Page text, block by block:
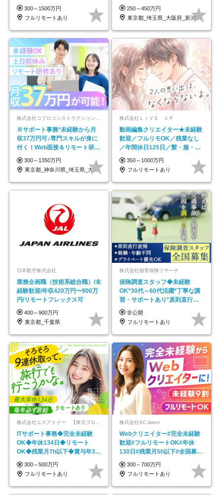
円～／年休130日以上
300～1500万円
フルリモートあり
なし
250～450万円
東京都_埼玉県_大阪府_新潟県_福岡県
※サポート事務*未経験から月
収37万円可♪専門スキルが身に
付く！Web面接＆リモート研修
も充実♪/a
300～1350万円
東京都_神奈川県_埼玉県_大阪府_愛知県…
株式会社ＬＩＶＥ ＵＰ
動画編集クリエイター★未経験
歓迎／フルリモOK／残業なし
／年間休日125日／髪・服・ネ
イル自由／研修充実で安心
350～1000万円
フルリモートあり
日本航空株式会社
業務企画職（技術系総合職）/未
経験歓迎/年収420万円〜900万
円/リモートフレックス可
400～900万円
東京都_千葉県
株式会社損害保険リサーチ
保険調査スタッフ◆未経験
OK*30代～60代活躍*丁寧な講
習・サポートあり*原則直行直
帰／全国募集・業務委託
非公開
フルリモートあり
ITサポート事務◆完全未経験
OK◆年休134日◆リモート
OK◆残業月7h以下◆賞与年3回
◆5年目まで必ず昇給
300～500万円
フルリモートあり
株式会社SC direct
Webクリエイター#完全未経験
歓迎#フルリモートOK#年休
130日#残業月5h以下#全国募集
#最大1年の研修
300～700万円
フルリモートあり